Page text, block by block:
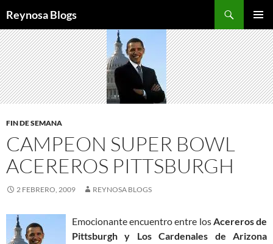
Reynosa Blogs
MENÚ
AL
CONTENIDO
FIN DE SEMANA
CAMPEON SUPER BOWL
ACEREROS PITTSBURGH
2 FEBRERO, 2009 REYNOSA BLOGS
Emocionante encuentro entre losAcereros de
Pittsburgh y Los Cardenales de Arizona